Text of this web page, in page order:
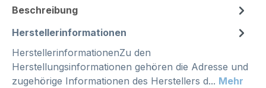
Beschreibung
Herstellerinformationen
HerstellerinformationenZu den
Herstellungsinformationen gehören die Adresse und
zugehörige Informationen des Herstellers d... Mehr